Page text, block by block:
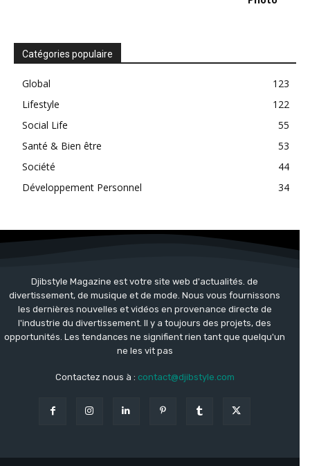
Catégories populaire
Global
123
Lifestyle
122
Social Life
55
Santé & Bien être
53
Société
44
Développement Personnel
34
Djibstyle Magazine est votre site web d'actualités. de
divertissement, de musique et de mode. Nous vous fournissons
les dernières nouvelles et vidéos en provenance directe de
l'industrie du divertissement. Il y a toujours des projets, des
opportunités. Les tendances ne signifient rien tant que quelqu'un
ne les vit pas
Contactez nous à : contact@djibstyle.com